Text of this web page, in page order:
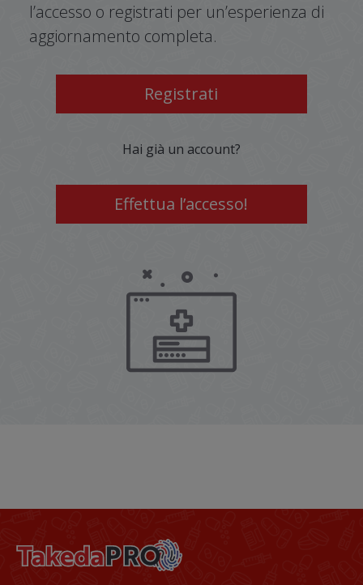
l’accesso o registrati per un’esperienza di
aggiornamento completa.
Registrati
Hai già un account?